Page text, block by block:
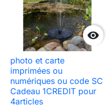

photo et carte
imprimées ou
numériques ou code SC
Cadeau 1CREDIT pour
4articles